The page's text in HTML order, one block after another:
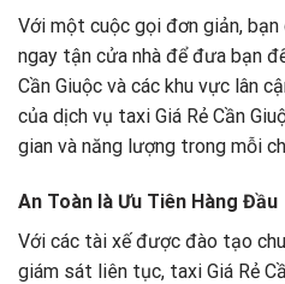
Với một cuộc gọi đơn giản,
ngay tận cửa nhà để đưa bạn
Cần Giuộc và các khu vực lân
của dịch vụ taxi Giá Rẻ Cần
gian và năng lượng trong mỗi
An Toàn là Ưu Tiên Hàng Đầu
Với các tài xế được đào tạo
giám sát liên tục, taxi Giá Rẻ